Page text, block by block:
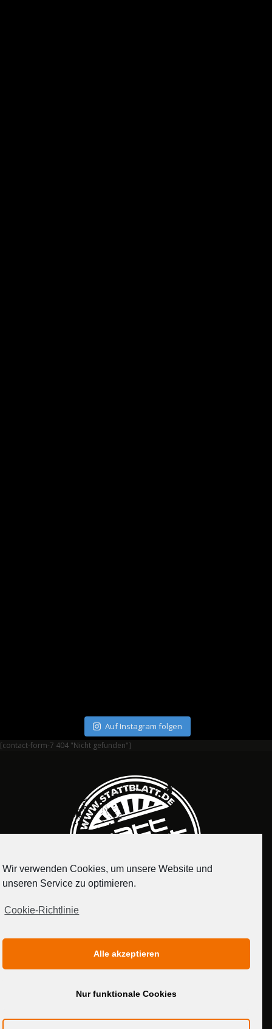
Auf Instagram folgen
[contact-form-7 404 "Nicht gefunden"]
MEDIADATEN
Wir verwenden Cookies, um unsere Website und
unseren Service zu optimieren.
Cookie-Richtlinie
Alle akzeptieren
Nur funktionale Cookies